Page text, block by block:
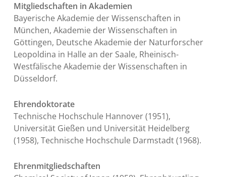
Mitgliedschaften in Akademien
Bayerische Akademie der Wissenschaften in
München, Akademie der Wissenschaften in
Göttingen, Deutsche Akademie der Naturforscher
Leopoldina in Halle an der Saale, Rheinisch-
Westfälische Akademie der Wissenschaften in
Düsseldorf.
Ehrendoktorate
Technische Hochschule Hannover (1951),
Universität Gießen und Universität Heidelberg
(1958), Technische Hochschule Darmstadt (1968).
Ehrenmitgliedschaften